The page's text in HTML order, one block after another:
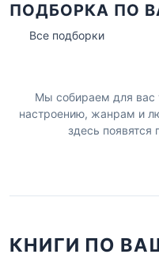
ПОДБОРКА ПО
Все подборки
Мы собираем для вас
настроению, жанрам и
здесь появятся
КНИГИ ПО